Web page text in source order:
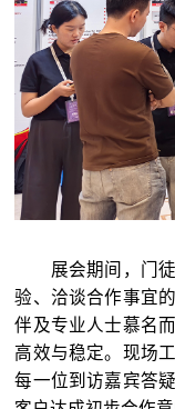
展会期间，门徒
验、洽谈合作事宜
伴及专业人士慕名
高效与稳定。现场
每一位到访嘉宾答